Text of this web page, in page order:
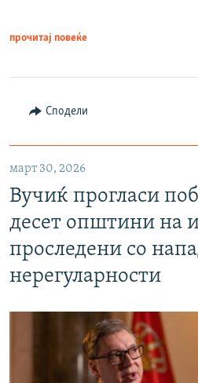
прочитај повеќе
Сподели
март 30, 2026
Вучиќ прогласи
десет општини на
проследени со
нерегуларности